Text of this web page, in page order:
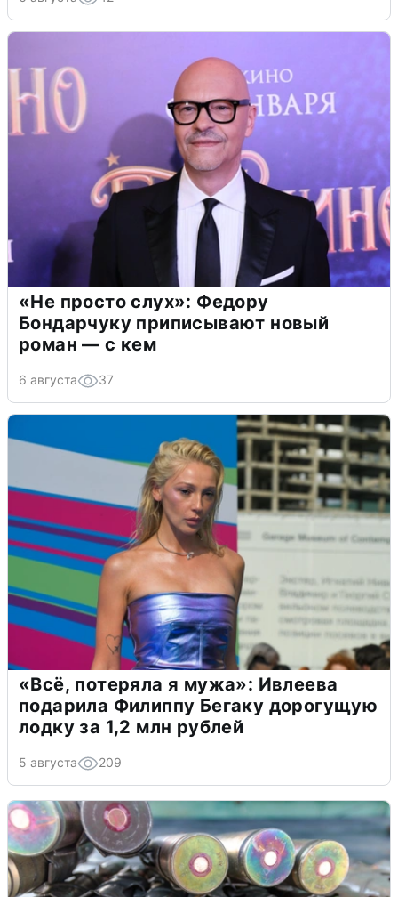
«Не просто слух»: Федору
Бондарчуку приписывают новый
роман — с кем
6 августа 37
«Всё, потеряла я мужа»: Ивлеева
подарила Филиппу Бегаку дорогущую
лодку за 1,2 млн рублей
5 августа 209